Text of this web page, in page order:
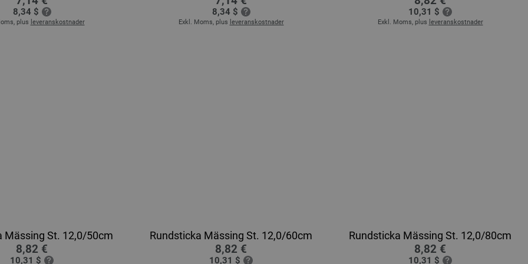
8,34 $
plus leveranskostnader
8,34 $
Exkl. Moms, plus leveranskostnader
10,31 $
Exkl. Moms, plus leveranskostnader
Mässing St. 12,0/50cm
8,82 €
10,31 $
Rundsticka Mässing St. 12,0/60cm
8,82 €
10,31 $
Rundsticka Mässing St. 12,0/80cm
8,82 €
10,31 $